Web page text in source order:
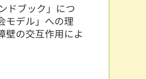
ドブック」につ
モデル」への理
壁の交互作用によ